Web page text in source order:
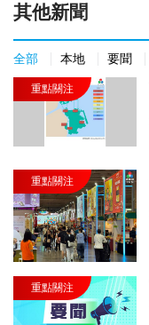
其他新聞
全部 本地 要聞